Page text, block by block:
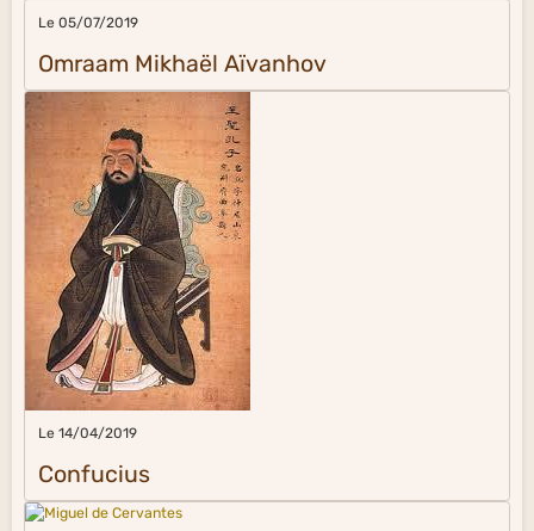
Le 05/07/2019
Omraam Mikhaël Aïvanhov
Le 14/04/2019
Confucius